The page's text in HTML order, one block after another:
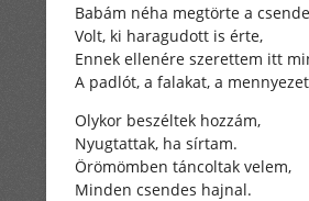
Babám néha megtörte a
Volt, ki haragudott is érte,
Ennek ellenére szerettem itt
A padlót, a falakat, a
Olykor beszéltek hozzám,
Nyugtattak, ha sírtam.
Örömömben táncoltak velem,
Minden csendes hajnal.